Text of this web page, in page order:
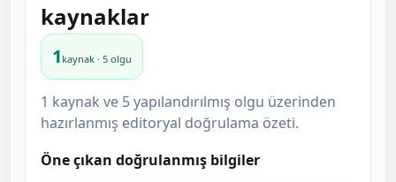
kaynaklar
1 kaynak · 5 olgu
1 kaynak ve 5 yapılandırılmış olgu üzerinden
hazırlanmış editoryal doğrulama özeti.
Öne çıkan doğrulanmış bilgiler